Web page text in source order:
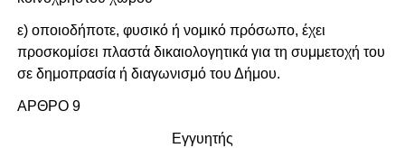
ε) οποιοδήποτε, φυσικό ή νομικό πρόσωπο, έχει
προσκομίσει πλαστά δικαιολογητικά για τη συμμετοχή του
σε δημοπρασία ή διαγωνισμό του Δήμου.
ΑΡΘΡΟ 9
Εγγυητής